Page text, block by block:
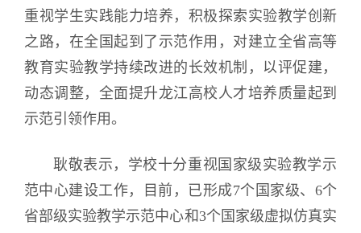
重视学生实践能力培养，积极探索实验教学创新
之路，在全国起到了示范作用，对建立全省高等
教育实验教学持续改进的长效机制，以评促建，
动态调整，全面提升龙江高校人才培养质量起到
示范引领作用。
耿敬表示，学校十分重视国家级实验教学示
范中心建设工作，目前，已形成7个国家级、6个
省部级实验教学示范中心和3个国家级虚拟仿真实